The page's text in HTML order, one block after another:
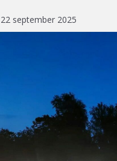
september 2025